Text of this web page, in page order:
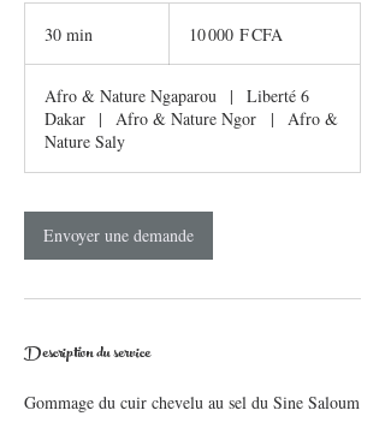
30 min
i
n
10 000 F CFA
Afro & Nature Ngaparou |
Liberté 6
Dakar
| Afro & Nature Ngor |
Afro &
Nature Saly
Envoyer une demande
Description du service
Gommage du cuir chevelu au sel du Sine Saloum